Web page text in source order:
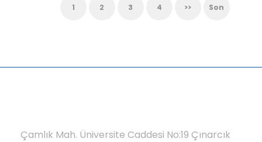
1 2 3 4 >> Son
Çamlık Mah. Üniversite Caddesi No:19 Çınarcık